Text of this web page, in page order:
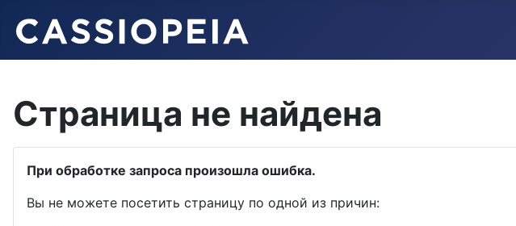
Страница не найдена
При обработке запроса произошла ошибка.
Вы не можете посетить страницу по одной из причин: